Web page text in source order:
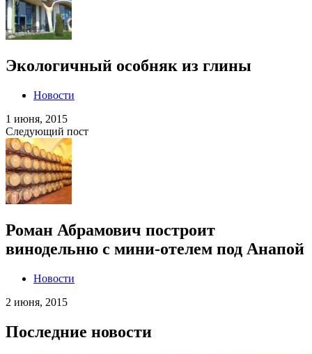
Экологичный особняк из глины
Новости
1 июня, 2015
Следующий пост
Роман Абрамович построит
винодельню с мини-отелем под Анапой
Новости
2 июня, 2015
Последние новости